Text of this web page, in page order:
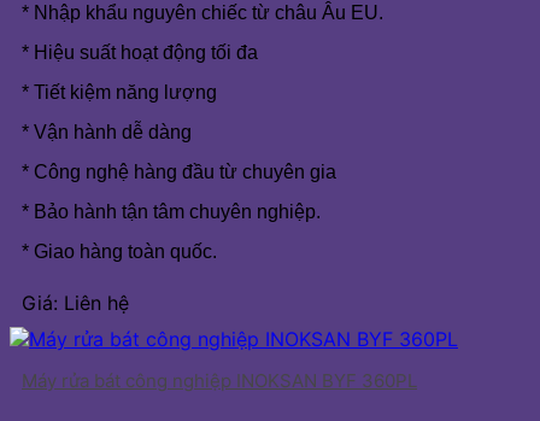
* Nhập khẩu nguyên chiếc từ châu Âu EU.
* Hiệu suất hoạt động tối đa
* Tiết kiệm năng lượng
* Vận hành dễ dàng
* Công nghệ hàng đầu từ chuyên gia
* Bảo hành tận tâm chuyên nghiệp.
* Giao hàng toàn quốc.
Giá: Liên hệ
Máy rửa bát công nghiệp INOKSAN BYF 360PL